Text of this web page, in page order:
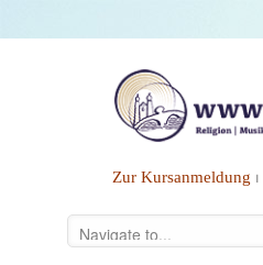
Zur Kursanmeldung ⏐